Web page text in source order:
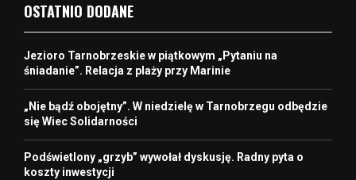
OSTATNIO DODANE
Jezioro Tarnobrzeskie w piątkowym „Pytaniu na
śniadanie”. Relacja z plaży przy Marinie
„Nie bądź obojętny”. W niedzielę w Tarnobrzegu odbędzie
się Wiec Solidarności
Podświetlony „grzyb” wywołał dyskusję. Radny pyta o
koszty inwestycji